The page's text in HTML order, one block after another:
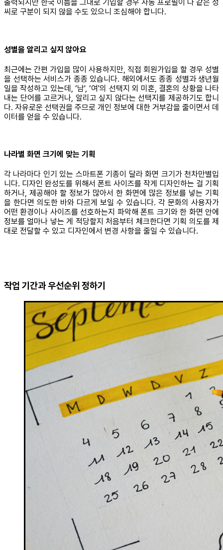
출력되지만 한국 이름을 그대로 기입할 경우 자동 프로필이 다 같은 성
씨로 구분이 되지 않을 수도 있으니 조심해야 합니다.
성별을 알리고 싶지 않아요
최근에는 간편 가입을 많이 사용하지만, 직접 회원가입을 할 경우 성별
을 선택하는 서비스가 종종 있습니다. 해외에서도 종종 성별과 생년월
일을 작성하고 있는데, ‘남', ‘여'의 선택지 외 미혼, 결혼의 상황을 나타
내는 단어를 고르거나, 알리고 싶지 않다는 선택지를 제공하기도 합니
다. 자유로운 선택권을 주므로 개인 정보에 대한 거부감을 줄이면서 데
이터를 얻을 수 있습니다.
나라별 화면 크기에 맞는 기획
각 나라마다 인기 있는 스마트폰 기종이 달라 화면 크기가 천차만별입
니다. 디자인 완성도를 위해서 폰트 사이즈를 작게 디자인하는 걸 기획
하거나, 제공해야 할 정보가 많아서 한 화면에 많은 정보를 넣는 기획
을 한다면 의도한 바와 다르게 보일 수 있습니다. 각 문화의 사용자가
어떤 환경이나 사이즈를 선호하는지 파악해 폰트 크기와 한 화면 안에
정보를 얼마나 넣는 게 적당할지 처음부터 체크한다면 기획 의도를 제
대로 전달할 수 있고 디자인에서 변경 사항을 줄일 수 있습니다.
작업 기간과 우선순위 정하기